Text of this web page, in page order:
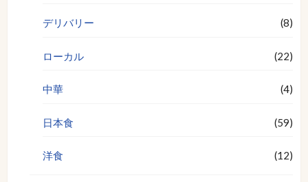
デリバリー (8)
ローカル (22)
中華 (4)
日本食 (59)
洋食 (12)